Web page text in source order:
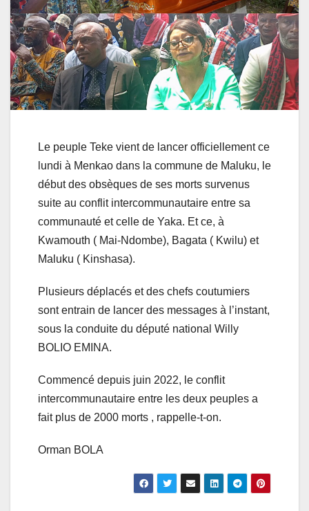
Le peuple Teke vient de lancer officiellement ce
lundi à Menkao dans la commune de Maluku, le
début des obsèques de ses morts survenus
suite au conflit intercommunautaire entre sa
communauté et celle de Yaka. Et ce, à
Kwamouth ( Mai-Ndombe), Bagata ( Kwilu) et
Maluku ( Kinshasa).
Plusieurs déplacés et des chefs coutumiers
sont entrain de lancer des messages à l’instant,
sous la conduite du député national Willy
BOLIO EMINA.
Commencé depuis juin 2022, le conflit
intercommunautaire entre les deux peuples a
fait plus de 2000 morts , rappelle-t-on.
Orman BOLA